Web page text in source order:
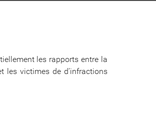
les rapports entre la
les victimes de d’infractions